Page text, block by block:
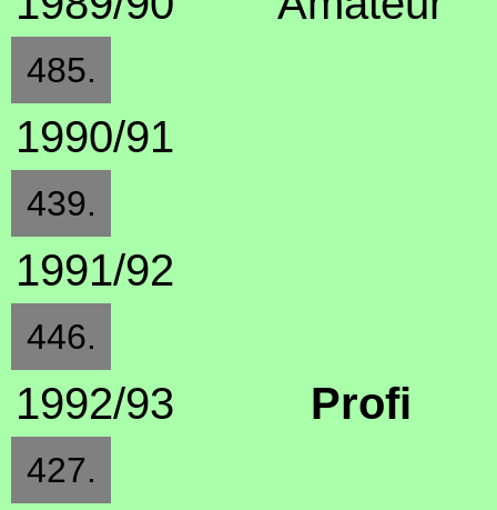
485.
1990/91
439.
1991/92
446.
1992/93 Profi
427.